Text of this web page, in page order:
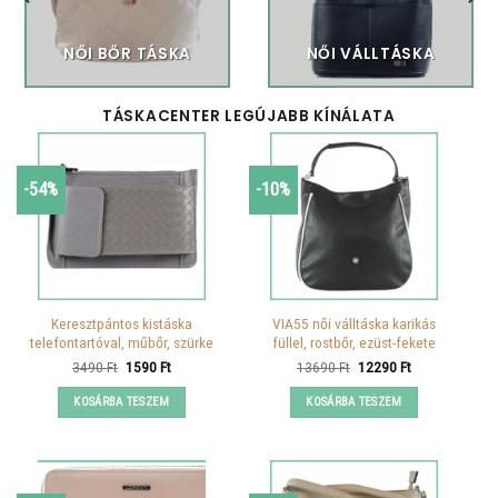
NŐI BŐR TÁSKA NŐI VÁLLTÁSKA
TÁSKACENTER LEGÚJABB KÍNÁLATA
-54%
Keresztpántos kistáska
telefontartóval, műbőr, szürke
3490Ft Original
was:
3490 Ft.
1590FtCurrent
KOSÁRBA TESZEM
-10%
VIA55 női válltáska karikás
füllel, rostbőr, ezüst-fekete
13690Ft Original
was:
13690 Ft.
12290FtCurrent
KOSÁRBA TESZEM